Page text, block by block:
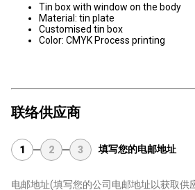
Tin box with window on the body
Material: tin plate
Customised tin box
Color: CMYK Process printing
联络供应商
1 2 3 填写您的电邮地址
电邮地址(填写您的公司电邮地址以获取供